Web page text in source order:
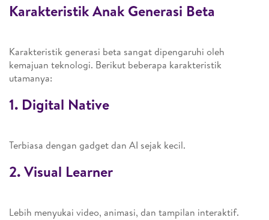
Karakteristik Anak Generasi Beta
Karakteristik generasi beta sangat dipengaruhi oleh
kemajuan teknologi. Berikut beberapa karakteristik
utamanya:
1. Digital Native
Terbiasa dengan gadget dan AI sejak kecil.
2. Visual Learner
Lebih menyukai video, animasi, dan tampilan interaktif.